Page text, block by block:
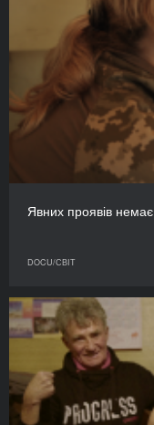
Явних проявів немає
DOCU/СВІТ